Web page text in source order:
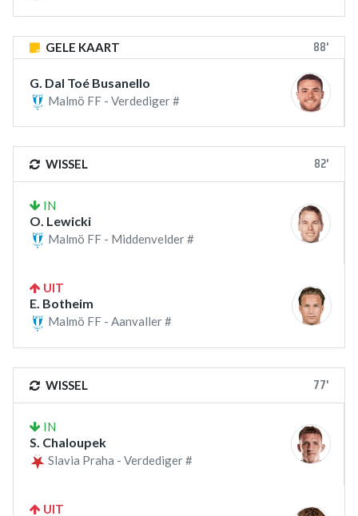
GELE KAART 88'
G. Dal Toé Busanello
Malmö FF - Verdediger #
WISSEL 82'
IN
O. Lewicki
Malmö FF - Middenvelder #
UIT
E. Botheim
Malmö FF - Aanvaller #
WISSEL 77'
IN
S. Chaloupek
Slavia Praha - Verdediger #
UIT